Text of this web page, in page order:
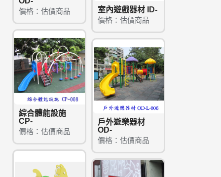
價格：估價商品
室內遊戲器材 ID-
價格：估價商品
綜合體能設施
CP-
價格：估價商品
戶外遊樂器材
OD-
價格：估價商品